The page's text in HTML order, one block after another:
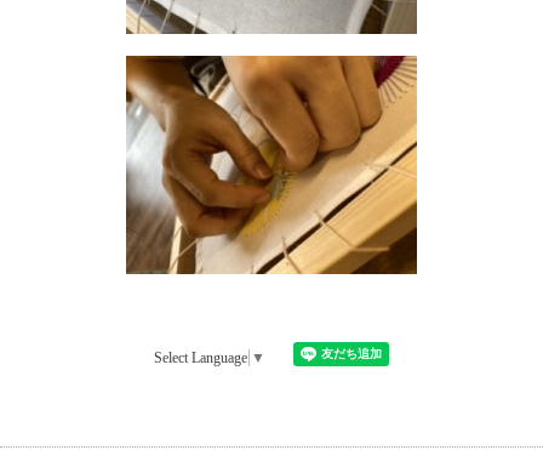
Select Language ▼